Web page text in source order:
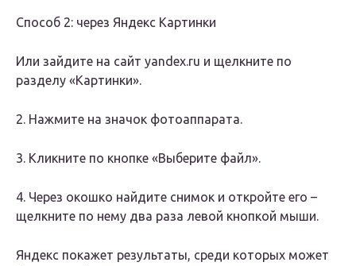
Способ 2: через Яндекс Картинки
Или зайдите на сайт yandex.ru и щелкните по
разделу «Картинки».
2. Нажмите на значок фотоаппарата.
3. Кликните по кнопке «Выберите файл».
4. Через окошко найдите снимок и откройте его –
щелкните по нему два раза левой кнопкой мыши.
Яндекс покажет результаты, среди которых может